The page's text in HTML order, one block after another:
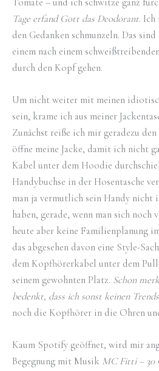
Tage erfand Gott das Deodorant. Ich
den Gedanken schmunzeln. Das
einem nach einem
durch den Kopf gehen.
Um nicht weiter mit meinen
sein, krame ich aus meiner
Zunächst reiße ich mir geradezu
öffne meine Jacke, damit ich nicht
Kabel unter dem Hoodie
Handybuchse in der Hosentasche
man ja vermutlich sein Handy nicht
haben, gerade, wenn man sich noch
heute aber keine Familienplanung
das abgesehen davon eine Style-
dem Kopfhörerkabel unter dem
seinem gewohnten Platz. Schon
bedenkt, dass ich sonst keinen
noch die Kopfhörer in die Ohren
Kaum Spotify geöffnet, wird mir
Begegnung mit Musik MC Fitti – 30